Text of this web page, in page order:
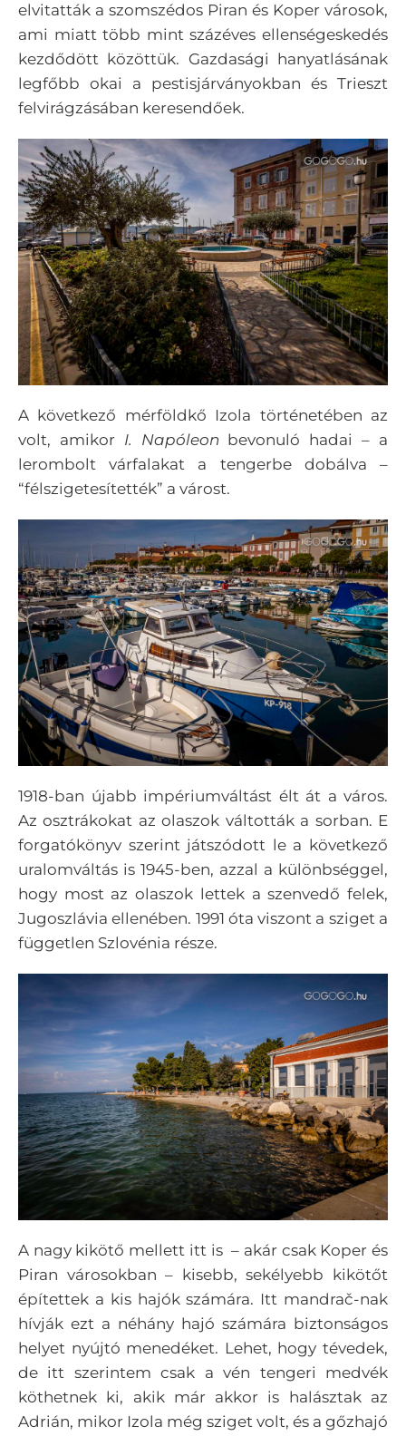
elvitatták a szomszédos Piran és Koper városok,
ami miatt több mint százéves ellenségeskedés
kezdődött közöttük. Gazdasági hanyatlásának
legfőbb okai a pestisjárványokban és Trieszt
felvirágzásában keresendőek.
A következő mérföldkő Izola történetében az
volt, amikor I. Napóleon bevonuló hadai – a
lerombolt várfalakat a tengerbe dobálva –
“félszigetesítették” a várost.
1918-ban újabb impériumváltást élt át a város.
Az osztrákokat az olaszok váltották a sorban. E
forgatókönyv szerint játszódott le a következő
uralomváltás is 1945-ben, azzal a különbséggel,
hogy most az olaszok lettek a szenvedő felek,
Jugoszlávia ellenében. 1991 óta viszont a sziget a
független Szlovénia része.
A nagy kikötő mellett itt is – akár csak Koper és
Piran városokban – kisebb, sekélyebb kikötőt
építettek a kis hajók számára. Itt mandrač-nak
hívják ezt a néhány hajó számára biztonságos
helyet nyújtó menedéket. Lehet, hogy tévedek,
de itt szerintem csak a vén tengeri medvék
köthetnek ki, akik már akkor is halásztak az
Adrián, mikor Izola még sziget volt, és a gőzhajó